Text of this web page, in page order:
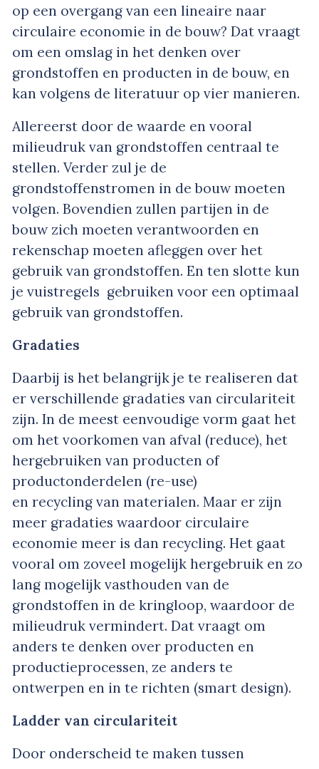
op een overgang van een lineaire naar
circulaire economie in de bouw? Dat vraagt
om een omslag in het denken over
grondstoffen en producten in de bouw, en
kan volgens de literatuur op vier manieren.
Allereerst door de waarde en vooral
milieudruk van grondstoffen centraal te
stellen. Verder zul je de
grondstoffenstromen in de bouw moeten
volgen. Bovendien zullen partijen in de
bouw zich moeten verantwoorden en
rekenschap moeten afleggen over het
gebruik van grondstoffen. En ten slotte kun
je vuistregels gebruiken voor een optimaal
gebruik van grondstoffen.
Gradaties
Daarbij is het belangrijk je te realiseren dat
er verschillende gradaties van circulariteit
zijn. In de meest eenvoudige vorm gaat het
om het voorkomen van afval (reduce), het
hergebruiken van producten of
productonderdelen (re-use)
en recycling van materialen. Maar er zijn
meer gradaties waardoor circulaire
economie meer is dan recycling. Het gaat
vooral om zoveel mogelijk hergebruik en zo
lang mogelijk vasthouden van de
grondstoffen in de kringloop, waardoor de
milieudruk vermindert. Dat vraagt om
anders te denken over producten en
productieprocessen, ze anders te
ontwerpen en in te richten (smart design).
Ladder van circulariteit
Door onderscheid te maken tussen